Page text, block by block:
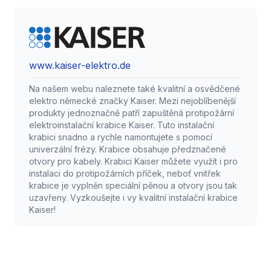
www.kaiser-elektro.de
Na našem webu naleznete také kvalitní a osvědčené
elektro německé značky Kaiser. Mezi nejoblíbenější
produkty jednoznačně patří zapuštěná protipožární
elektroinstalační krabice Kaiser. Tuto instalační
krabici snadno a rychle namontujete s pomocí
univerzální frézy. Krabice obsahuje předznačené
otvory pro kabely. Krabici Kaiser můžete využít i pro
instalaci do protipožárních příček, neboť vnitřek
krabice je vyplněn speciální pěnou a otvory jsou tak
uzavřeny. Vyzkoušejte i vy kvalitní instalační krabice
Kaiser!